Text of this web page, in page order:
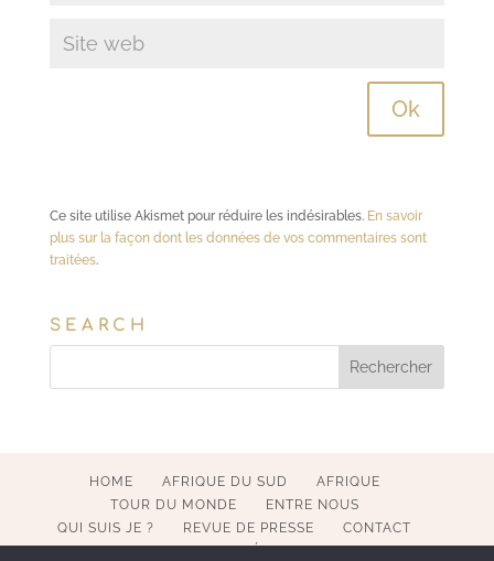
Ce site utilise Akismet pour réduire les indésirables. En savoir
plus sur la façon dont les données de vos commentaires sont
traitées.
SEARCH
HOME AFRIQUE DU SUD
AFRIQUE
TOUR DU MONDE
ENTRE NOUS
QUI SUIS JE ?
REVUE DE PRESSE
CONTACT